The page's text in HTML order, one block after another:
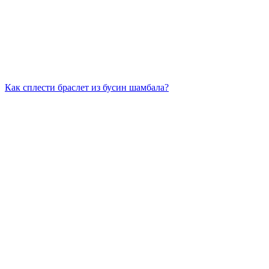
Как сплести браслет из бусин шамбала?